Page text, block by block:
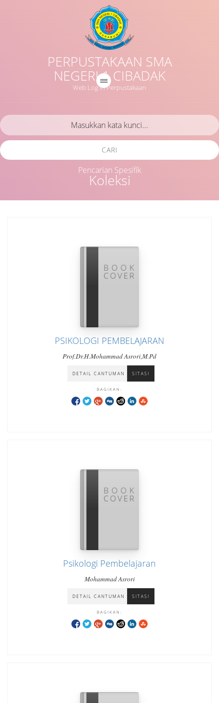
PERPUSTAKAAN SMA
NEGERI 1 CIBADAK
Web Log in Perpustakaan
Koleksi
CARI
Pencarian Spesifik
PSIKOLOGI PEMBELAJARAN
Prof.Dr.H.Mohammad Asrori,M.Pd
DETAIL CANTUMAN SITASI
BAGIKAN:
Psikologi Pembelajaran
Mohammad Asrori
DETAIL CANTUMAN SITASI
BAGIKAN: